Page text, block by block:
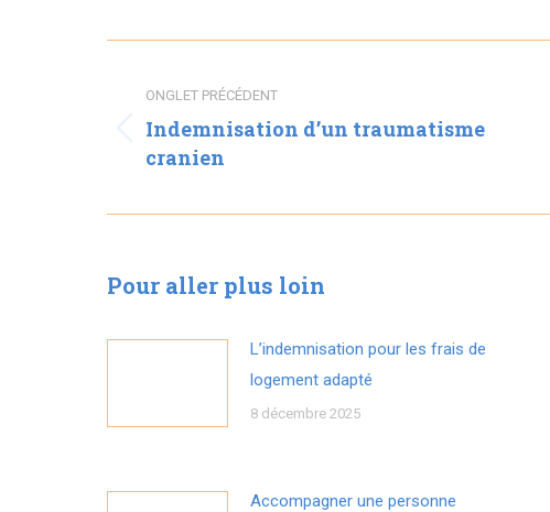
COMMENTAIRE
ONGLET PRÉCÉDENT
Onglet
précédent
Indemnisation d’un traumatisme
cranien
Pour aller plus loin
L’indemnisation pour les frais de
logement adapté
8 décembre 2025
Accompagner une personne